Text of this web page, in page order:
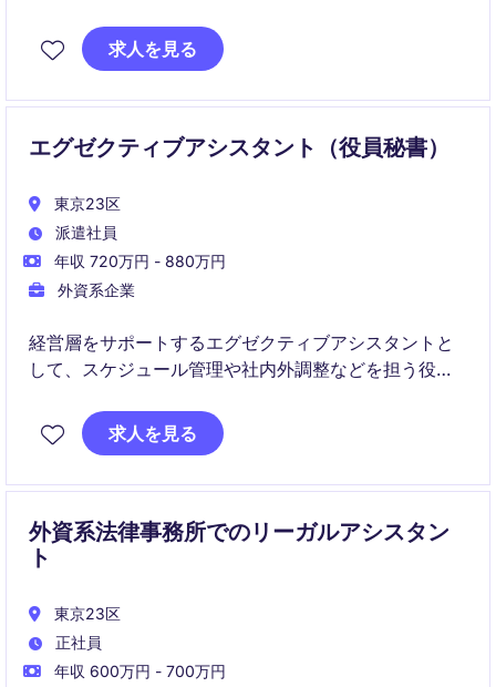
ションです。求人を見る
エグゼクティブアシスタント（役員秘書）
東京23区
派遣社員
年収 720万円 - 880万円
外資系企業
経営層をサポートするエグゼクティブアシスタントと
して、スケジュール管理や社内外調整などを担う役割
スピード感のある国際的な環境において、高い調整力
求人を見る
外資系法律事務所でのリーガルアシスタン
ト
東京23区
正社員
年収 600万円 - 700万円